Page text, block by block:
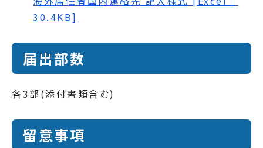
30.4KB]
届出部数
各3部(添付書類含む)
留意事項